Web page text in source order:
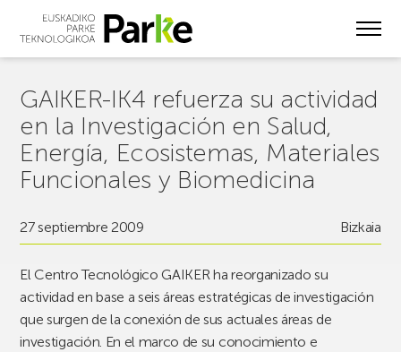
GAIKER-IK4 refuerza su actividad
en la Investigación en Salud,
Energía, Ecosistemas, Materiales
Funcionales y Biomedicina
27 septiembre 2009 Bizkaia
El Centro Tecnológico GAIKER ha reorganizado su
actividad en base a seis áreas estratégicas de investigación
que surgen de la conexión de sus actuales áreas de
investigación. En el marco de su conocimiento e